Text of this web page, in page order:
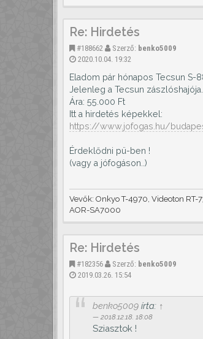
Re: Hirdetés
#188662 Szerző: benko5009
2020.10.04. 19:32
Eladom pár hónapos Tecsun S-
Jelenleg a Tecsun zászlóshajója.
Ára: 55.000 Ft
Itt a hirdetés képekkel:
https://www.jofogas.hu/
Érdeklődni pü-ben !
(vagy a jófogáson..)
Vevők: Onkyo T-4970, Videoton RT-
AOR-SA7000
Re: Hirdetés
#182356 Szerző: benko5009
2019.03.26. 15:54
benko5009írta: ↑
2018.12.18. 18:08
Sziasztok !